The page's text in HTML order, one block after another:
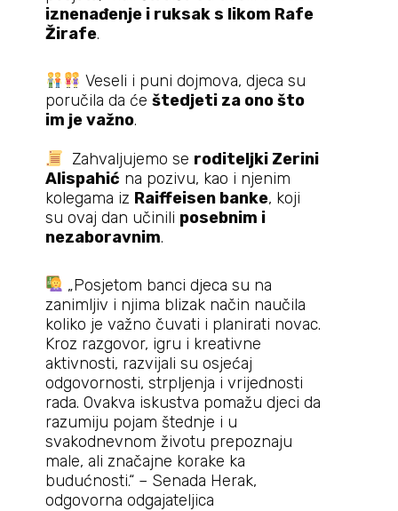
iznenađenje i ruksak s likom Rafe
Žirafe.
Veseli i puni dojmova, djeca su
poručila da će štedjeti za ono što
im je važno.
Zahvaljujemo se roditeljki Zerini
Alispahić na pozivu, kao i njenim
kolegama iz Raiffeisen banke, koji
su ovaj dan učinili posebnim i
nezaboravnim.
„Posjetom banci djeca su na
zanimljiv i njima blizak način naučila
koliko je važno čuvati i planirati novac.
Kroz razgovor, igru i kreativne
aktivnosti, razvijali su osjećaj
odgovornosti, strpljenja i vrijednosti
rada. Ovakva iskustva pomažu djeci da
razumiju pojam štednje i u
svakodnevnom životu prepoznaju
male, ali značajne korake ka
budućnosti.“ – Senada Herak,
odgovorna odgajateljica